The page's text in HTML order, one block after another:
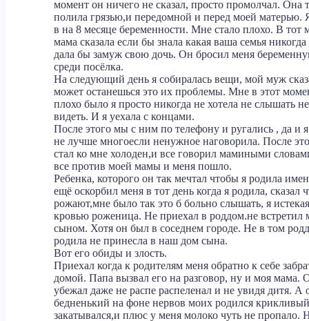
момент он ничего не сказал, просто промолчал. Она
полила грязью,и передомной и перед моей матерью.
в на 8 месяце беременности. Мне стало плохо. В тот
мама сказала если бы знала какая ваша семья никогда
дала бы замуж свою дочь. Он бросил меня
среди посёлка.
На следующий день я собиралась вещи, мой муж
может останешься это их проблемы. Мне в этот
плохо было я просто никогда не хотела не слышать не
видеть. И я уехала с концами.
После этого мы с ним по телефону и ругались , да и
не лучше многоесли ненужное наговорила. После
стал ко мне холоден,и все говорил мамиными
все против моей мамы и меня пошло.
Ребенка, которого он так мечтал чтобы я родила
ещё оскорбил меня в тот день когда я родила, сказал
рожают,мне было так это б больно слышать, я истекая
кровью роженица. Не приехал в роддом.не встретил
сыном. Хотя он был в соседнем городе. Не в том
родила не принесла в наш дом сына.
Вот его обиды и злость.
Приехал когда к родителям меня обратно к себе
домой. Папа вызвал его на разговор, ну и моя мама.
убежал даже не распе распеленал и не увидя дитя. А
бедненький на фоне нервов моих родился
закатывался,и плюс у меня молоко чуть не пропало.